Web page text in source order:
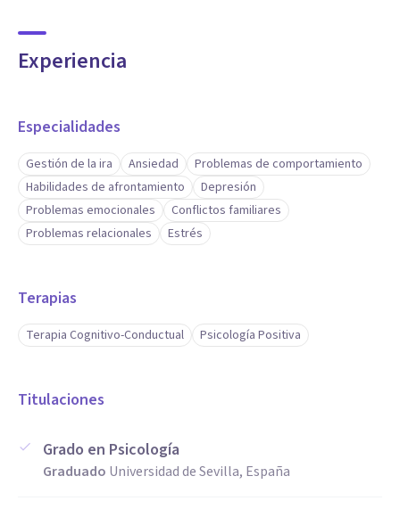
Experiencia
Especialidades
Gestión de la ira Ansiedad
Problemas de comportamiento
Habilidades de afrontamiento
Depresión
Problemas emocionales
Conflictos familiares
Problemas relacionales
Estrés
Terapias
Terapia Cognitivo-Conductual Psicología Positiva
Titulaciones
Grado en Psicología
Graduado Universidad de Sevilla, España